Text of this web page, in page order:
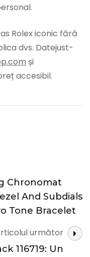
Rolex iconic fără
dvs. Datejust-
și
accesibil.
Chronomat
And Subdials
Tone Bracelet
următor
116719: Un